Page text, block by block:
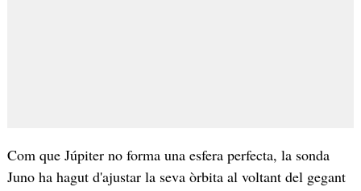
Com que Júpiter no forma una esfera perfecta, la sonda
Juno ha hagut d'ajustar la seva òrbita al voltant del gegant